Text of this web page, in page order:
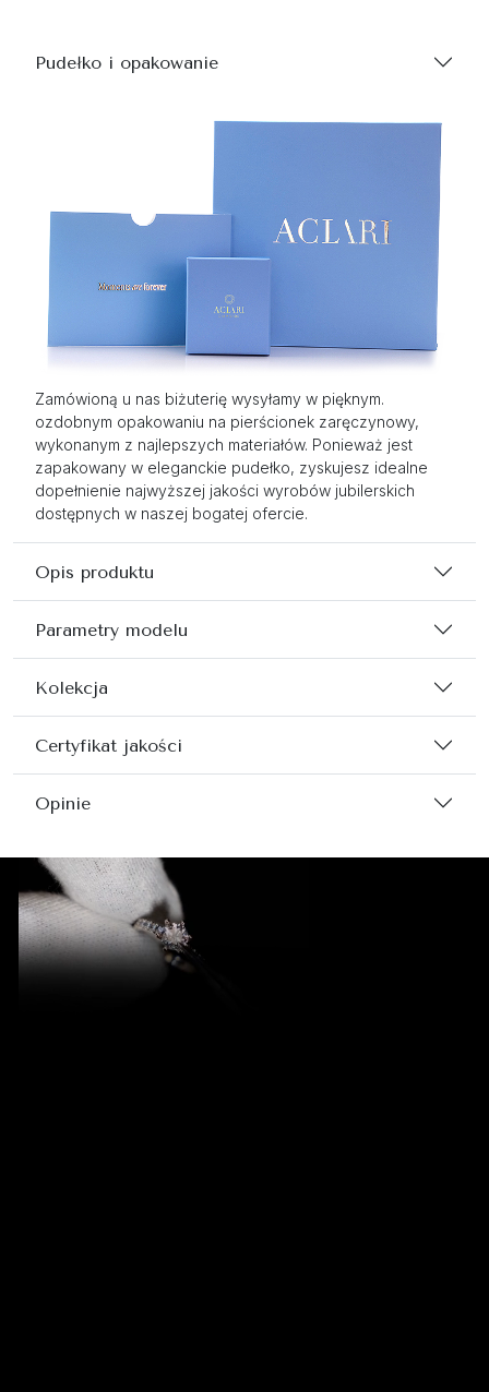
Pudełko i opakowanie
Zamówioną u nas biżuterię wysyłamy w pięknym.
ozdobnym opakowaniu na pierścionek zaręczynowy,
wykonanym z najlepszych materiałów. Ponieważ jest
zapakowany w eleganckie pudełko, zyskujesz idealne
dopełnienie najwyższej jakości wyrobów jubilerskich
dostępnych w naszej bogatej ofercie.
Opis produktu
Parametry modelu
Kolekcja
Certyfikat jakości
Opinie